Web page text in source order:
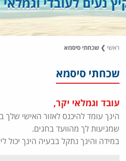
ראשי ❯ שכחתי סיסמא
שכחתי סיסמא
עובד וגמלאי יקר,
הינך עומד להיכנס לאזור האישי שלך
שמגיעות לך מהוועד בחגים.
במידה והינך נתקל בבעיה הינך יכול